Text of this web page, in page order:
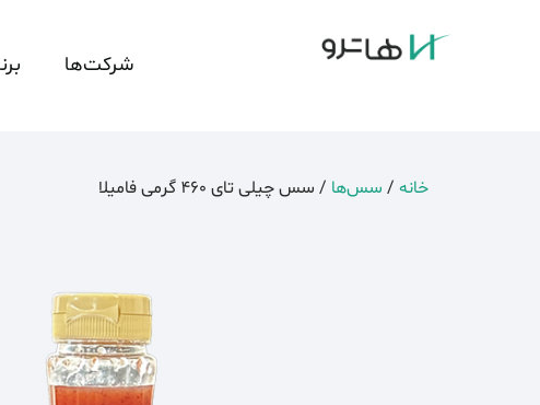
شرکت‌ها
خانه / سس‌ها / سس چیلی تای 460 گرمی فامیلا